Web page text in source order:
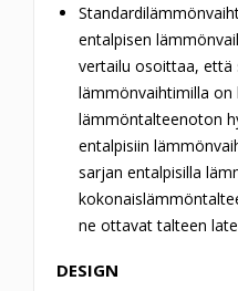
entalpisen
vertailu osoittaa, että
lämmönvaihtimilla on
lämmöntalteenoton
entalpisiin
sarjan entalpisilla
ne ottavat talteen
DESIGN